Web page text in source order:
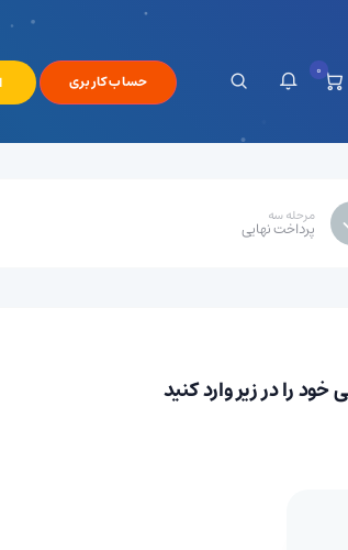
0
حساب کاربری
مرحله سه
پرداخت نهایی
را در زیر وارد کنید